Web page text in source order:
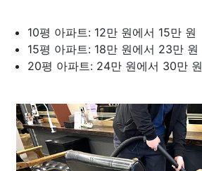
10평 아파트: 12만 원에서 15만 원
15평 아파트: 18만 원에서 23만 원
20평 아파트: 24만 원에서 30만 원